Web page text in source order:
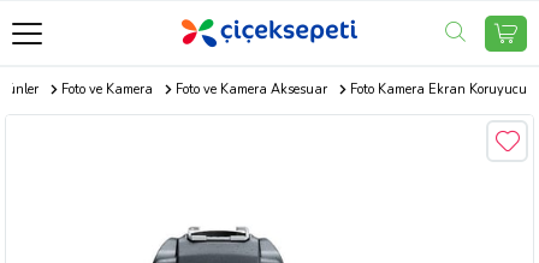
Foto ve Kamera Foto ve Kamera Aksesuar Foto Kamera Ekran Koruyucu